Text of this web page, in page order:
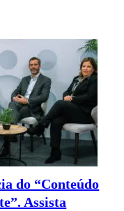
do “Conteúdo
Assista